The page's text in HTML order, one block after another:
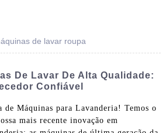
de lavar roupa
De Lavar De Alta Qualidade:
Confiável
de Máquinas para Lavanderia! Temos o
mais recente inovação em